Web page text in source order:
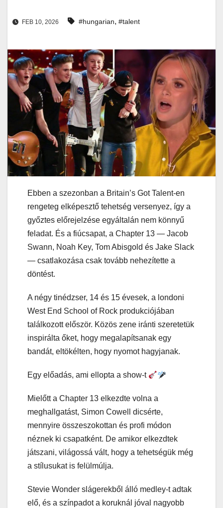
FEB 10, 2026 #hungarian, #talent
Ebben a szezonban a Britain’s Got Talent-en
rengeteg elképesztő tehetség versenyez, így a
győztes előrejelzése egyáltalán nem könnyű
feladat. És a fiúcsapat, a Chapter 13 — Jacob
Swann, Noah Key, Tom Abisgold és Jake Slack
— csatlakozása csak tovább nehezítette a
döntést.
A négy tinédzser, 14 és 15 évesek, a londoni
West End School of Rock produkciójában
találkozott először. Közös zene iránti szeretetük
inspirálta őket, hogy megalapítsanak egy
bandát, eltökélten, hogy nyomot hagyjanak.
Egy előadás, ami ellopta a show-t
Mielőtt a Chapter 13 elkezdte volna a
meghallgatást, Simon Cowell dicsérte,
mennyire összeszokottan és profi módon
néznek ki csapatként. De amikor elkezdtek
játszani, világossá vált, hogy a tehetségük még
a stílusukat is felülmúlja.
Stevie Wonder slágerekből álló medley-t adtak
elő, és a színpadot a koruknál jóval nagyobb